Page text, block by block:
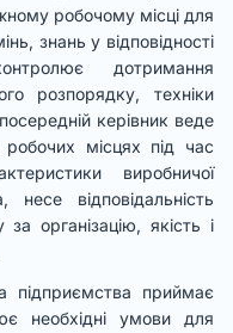
робочому місці для
знань у відповідності
дотримання
розпорядку, техніки
керівник веде
робочих місцях під час
виробничої
несе відповідальність
організацію, якість і
підприємства приймає
необхідні умови для